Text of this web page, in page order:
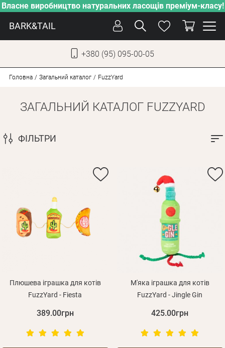
Власне виробництво натуральних ласощів преміум-класу!
BARK&TAIL
+380 (95) 095-00-05
СОБАКИ
НОВИНКИ
Оплата і доставка
Оптовим клієнтам
Головна Загальний каталог FuzzYard
ЗАГАЛЬНИЙ КАТАЛОГ FUZZYARD
ФІЛЬТРИ
Плюшева іграшка для котів
FuzzYard - Fiesta
389.00грн
М'яка іграшка для котів
FuzzYard - Jingle Gin
425.00грн